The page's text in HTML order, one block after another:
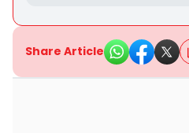
Share Article